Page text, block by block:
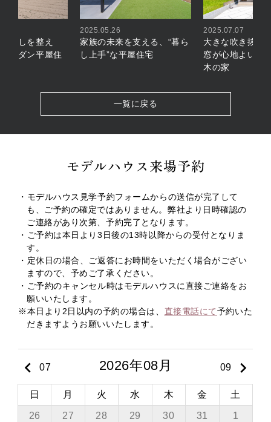
らしを整え
モダン平屋住
2025.05.26
家族の未来を支える、“暮ら
し上手”な平屋住宅
2025.07.07
大きな吹き抜け
窓が心地よい、
木の家
一覧に戻る
モデルハウス来場予約
・モデルハウス見学予約フォームからの送信が完了して
も、ご予約の確定ではありません。弊社より日時確認の
ご連絡があり次第、予約完了となります。
・ご予約は本日より3日後の13時以降からの受付となりま
す。
・定休日の場合、ご返答にお時間をいただく場合がござい
ますので、予めご了承ください。
・ご予約のキャンセル時はモデルハウスに直接ご連絡をお
願いいたします。
※本日より2日以内の予約の場合は、 直接電話にて予約いた
だきますようお願いいたします。
keyboard_arrow_left 07 2026年08月 09 keyboard_arrow_right
日 月 火 水 木 金 土
26 27 28 29 30 31 1